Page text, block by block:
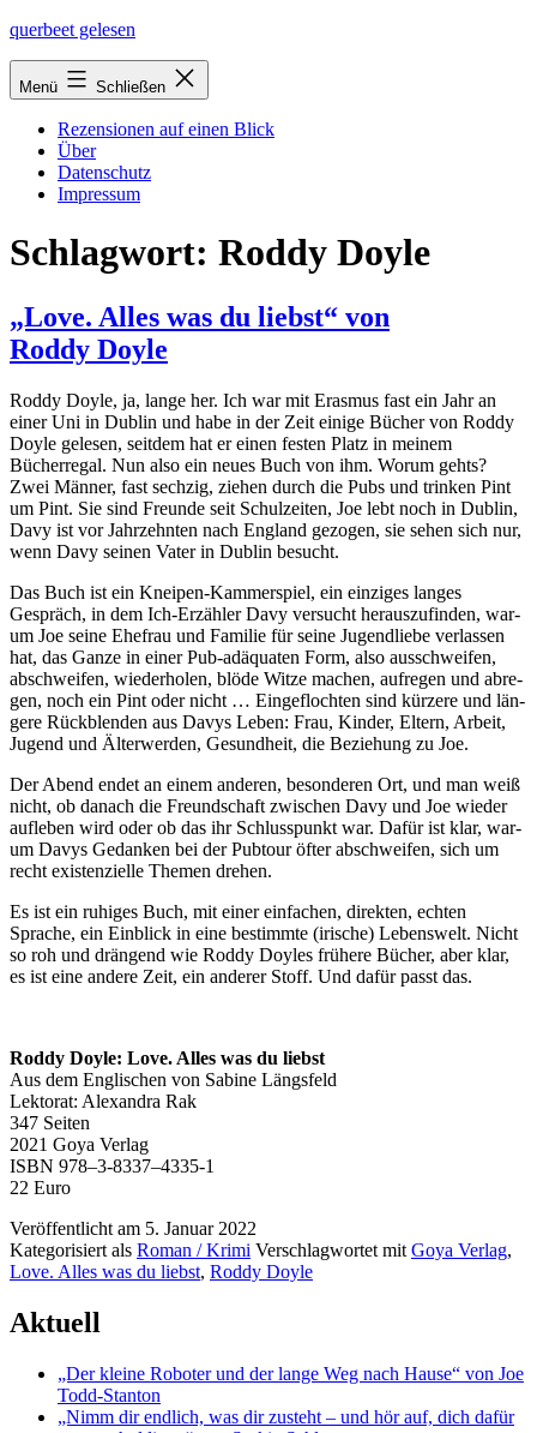
Zum
springen
querbeet gelesen
Menü Schließen
Rezensionen auf einen Blick
Über
Datenschutz
Impressum
Schlagwort: Roddy Doyle
„Love. Alles was du liebst“ von
Roddy Doyle
Roddy Doyle, ja, lan­ge her. Ich war mit Erasmus fast ein Jahr an
einer Uni in Dublin und habe in der Zeit eini­ge Bücher von Roddy
Doyle gele­sen, seit­dem hat er einen fes­ten Platz in mei­nem
Bücherregal. Nun also ein neu­es Buch von ihm. Worum gehts?
Zwei Männer, fast sech­zig, zie­hen durch die Pubs und trin­ken Pint
um Pint. Sie sind Freunde seit Schulzeiten, Joe lebt noch in Dublin,
Davy ist vor Jahrzehnten nach England gezo­gen, sie sehen sich nur,
wenn Davy sei­nen Vater in Dublin besucht.
Das Buch ist ein Kneipen-Kammerspiel, ein ein­zi­ges lan­ges
Gespräch, in dem Ich-Erzähler Davy ver­sucht her­aus­zu­fin­den, war­
um Joe sei­ne Ehefrau und Familie für sei­ne Jugendliebe ver­las­sen
hat, das Ganze in einer Pub-adäqua­ten Form, also aus­schwei­fen,
abschwei­fen, wie­der­ho­len, blö­de Witze machen, auf­re­gen und abre­
gen, noch ein Pint oder nicht … Eingeflochten sind kür­ze­re und län­
ge­re Rückblenden aus Davys Leben: Frau, Kinder, Eltern, Arbeit,
Jugend und Älterwerden, Gesundheit, die Beziehung zu Joe.
Der Abend endet an einem ande­ren, beson­de­ren Ort, und man weiß
nicht, ob danach die Freundschaft zwi­schen Davy und Joe wie­der
auf­le­ben wird oder ob das ihr Schlusspunkt war. Dafür ist klar, war­
um Davys Gedanken bei der Pubtour öfter abschwei­fen, sich um
recht exis­ten­zi­el­le Themen drehen.
Es ist ein ruhi­ges Buch, mit einer ein­fa­chen, direk­ten, ech­ten
Sprache, ein Einblick in eine bestimm­te (iri­sche) Lebenswelt. Nicht
so roh und drän­gend wie Roddy Doyles frü­he­re Bücher, aber klar,
es ist eine ande­re Zeit, ein ande­rer Stoff. Und dafür passt das.
Roddy Doyle: Love. Alles was du liebst
Aus dem Englischen von Sabine Längsfeld
Lektorat: Alexandra Rak
347 Seiten
2021 Goya Verlag
ISBN 978–3‑8337–4335‑1
22 Euro
Veröffentlicht am 5. Januar 2022
Kategorisiert als Roman / Krimi Verschlagwortet mit Goya Verlag,
Love. Alles was du liebst, Roddy Doyle
Aktuell
„Der kleine Roboter und der lange Weg nach Hause“ von Joe
Todd-Stanton
„Nimm dir endlich, was dir zusteht – und hör auf, dich dafür